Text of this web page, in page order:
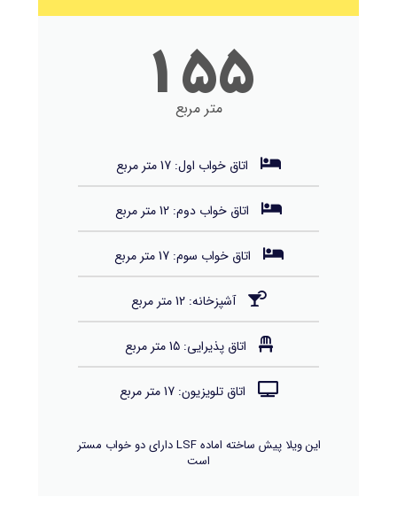
155
متر مربع
اتاق خواب اول: 17 متر مربع
اتاق خواب دوم: 12 متر مربع
اتاق خواب سوم: 17 متر مربع
آشپزخانه: 12 متر مربع
اتاق پذیرایی: 15 متر مربع
اتاق تلویزیون: 17 متر مربع
این ویلا پیش ساخته اماده LSF دارای دو خواب مستر
است